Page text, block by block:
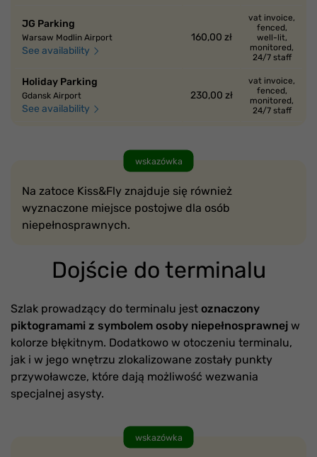
JG Parking
Warsaw Modlin Airport
See availability
160,00 zł
vat invoice,
fenced,
well-lit,
monitored,
24/7 staff
Holiday Parking
Gdansk Airport
See availability
230,00 zł
vat invoice,
fenced,
monitored,
24/7 staff
wskazówka
Na zatoce Kiss&Fly znajduje się również
wyznaczone miejsce postojwe dla osób
niepełnosprawnych.
Dojście do terminalu
Szlak prowadzący do terminalu jest oznaczony
piktogramami z symbolem osoby niepełnosprawnej w
kolorze błękitnym. Dodatkowo w otoczeniu terminalu,
jak i w jego wnętrzu zlokalizowane zostały punkty
przywoławcze, które dają możliwość wezwania
specjalnej asysty.
wskazówka